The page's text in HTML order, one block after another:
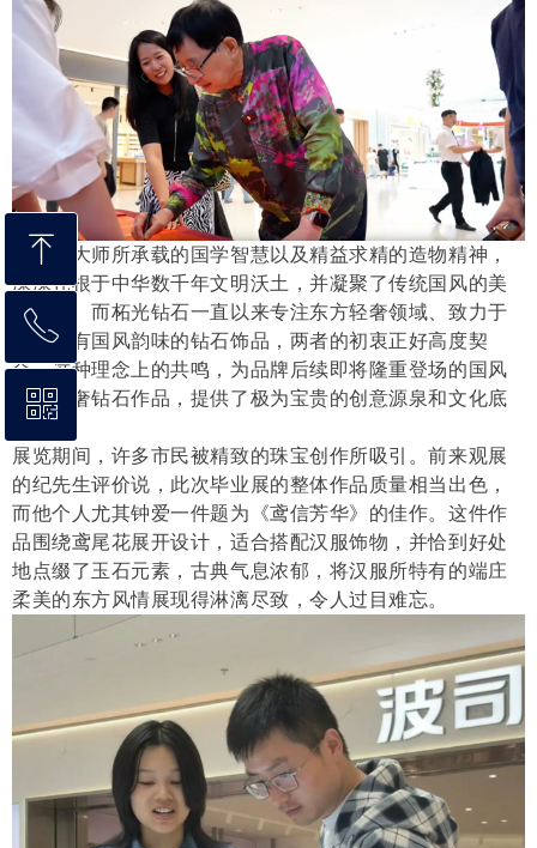
朱炳仁大师所承载的国学智慧以及精益求精的造物精神，
深深扎根于中华数千年文明沃土，并凝聚了传统国风的美
学精髓。而柘光钻石一直以来专注东方轻奢领域、致力于
开发具有国风韵味的钻石饰品，两者的初衷正好高度契
合。这种理念上的共鸣，为品牌后续即将隆重登场的国风
系列轻奢钻石作品，提供了极为宝贵的创意源泉和文化底
蕴。
展览期间，许多市民被精致的珠宝创作所吸引。前来观展
的纪先生评价说，此次毕业展的整体作品质量相当出色，
而他个人尤其钟爱一件题为《鸢信芳华》的佳作。这件作
品围绕鸢尾花展开设计，适合搭配汉服饰物，并恰到好处
地点缀了玉石元素，古典气息浓郁，将汉服所特有的端庄
柔美的东方风情展现得淋漓尽致，令人过目难忘。
ꁸ
回到顶部
ꂅ
4006368566
ꀥ
微信二维码